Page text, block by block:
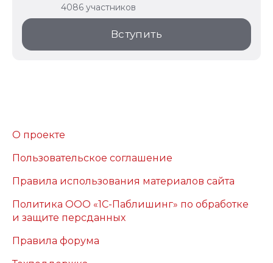
4086 участников
Вступить
О проекте
Пользовательское соглашение
Правила использования материалов сайта
Политика ООО «1С-Паблишинг» по обработке
и защите персданных
Правила форума